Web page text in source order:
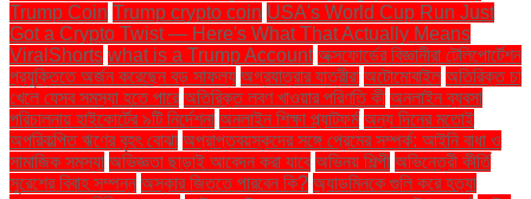
Trump Coin Trump crypto coin USA's World Cup Run Just
Got a Crypto Twist — Here's What That Actually Means
ViralShorts what is a Trump Account অক্সফোর্ডের বিজ্ঞানীরা টেলিপোর্টেশন
প্রযুক্তিতে অর্জন করেছেন বড় সাফল্য অগ্রযাত্রার যাত্রীরা অটোমোবাইল অতিরিক্ত চা
খেলে যেসব সমস্যা হতে পারে অতিরিক্ত লবণ খাওয়ার পরিণতি কী অনলাইন ব্যবসা
পরিচালনায় হাইকোর্টের ৯টি নির্দেশনা অনলাইন শিক্ষা প্ল্যাটফর্ম অন্য দিনের মতোই
অপরিকল্পিত ঋণের বৃহৎ বোঝা অপ্রাপ্তবয়স্কদের সঙ্গে প্রেমের সম্পর্ক: আইনি বাধা ও
সামাজিক সমস্যা অভিজ্ঞতা ছাড়াই আবেদন করা যাবে অভিনয় শিল্পী অভিনেত্রী কীর্তি
সুরেশের বিবাহ সম্পন্ন অস্কার জিততে পারবেন কি? অ্যাডমিনকে গুলি করে হত্যা